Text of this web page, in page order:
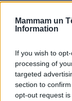
Mammam un
Information
If you wish to
processing of
targeted
section to
opt-out request
160 grami
320 ml
šķipsniņa
1 ēdamk.